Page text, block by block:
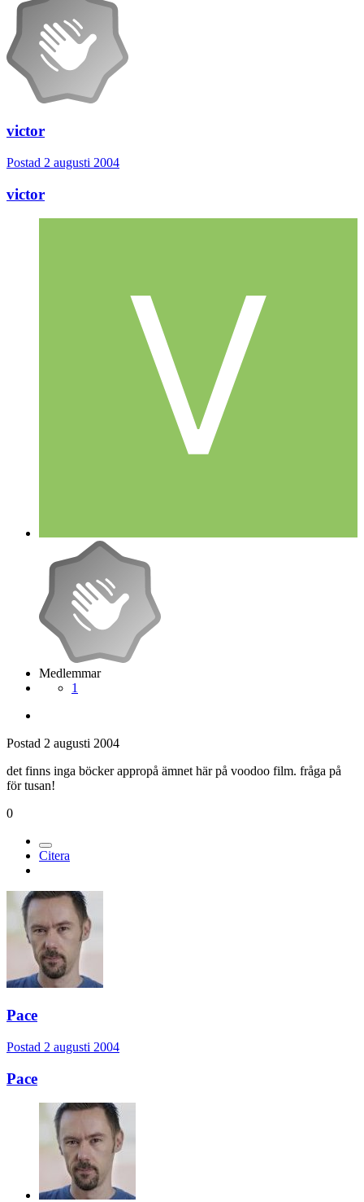
victor
Postad 2 augusti 2004
victor
Medlemmar
1
Postad 2 augusti 2004
det finns inga böcker appropå ämnet här på voodoo film. fråga på
för tusan!
0
Citera
Pace
Postad 2 augusti 2004
Pace